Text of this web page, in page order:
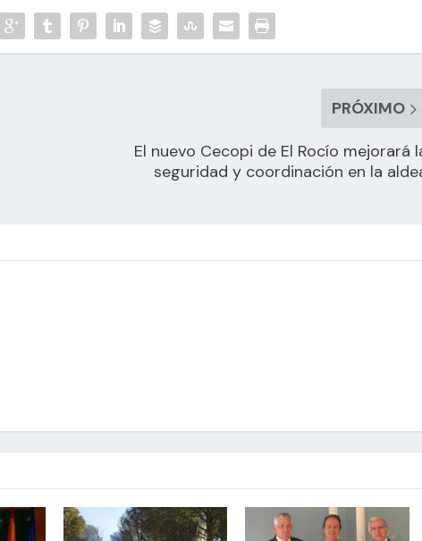
PRÓXIMO
El nuevo Cecopi de El Rocío mejorará
seguridad y coordinación en la